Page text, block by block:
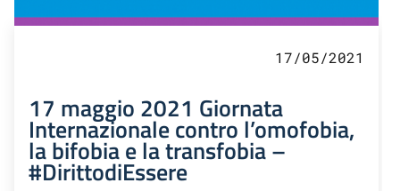
17/05/2021
17 maggio 2021 Giornata
Internazionale contro l’omofobia,
la bifobia e la transfobia –
#DirittodiEssere